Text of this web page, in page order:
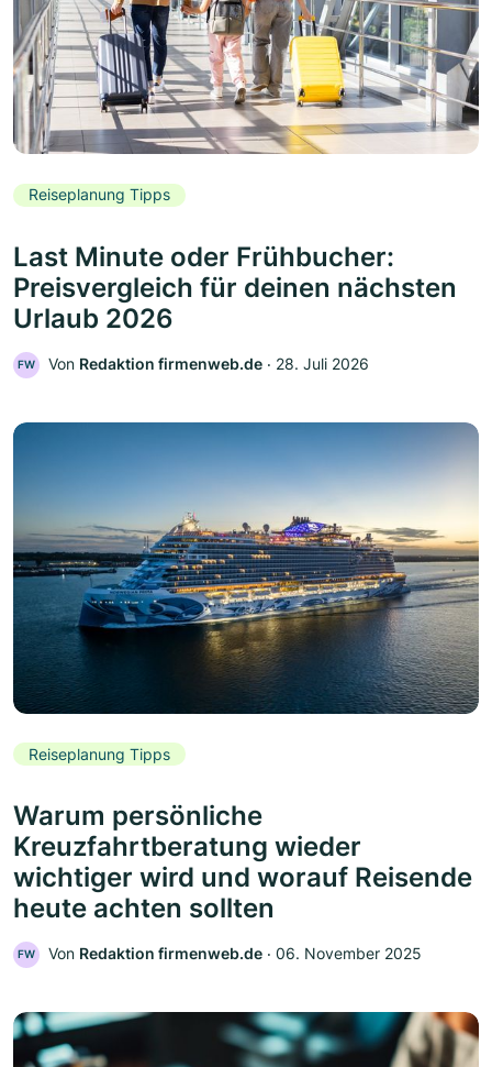
Reiseplanung Tipps
Last Minute oder Frühbucher:
Preisvergleich für deinen nächsten
Urlaub 2026
FW Von Redaktion firmenweb.de ‧ 28. Juli 2026
Reiseplanung Tipps
Warum persönliche
Kreuzfahrtberatung wieder
wichtiger wird und worauf Reisende
heute achten sollten
FW Von Redaktion firmenweb.de ‧ 06. November 2025